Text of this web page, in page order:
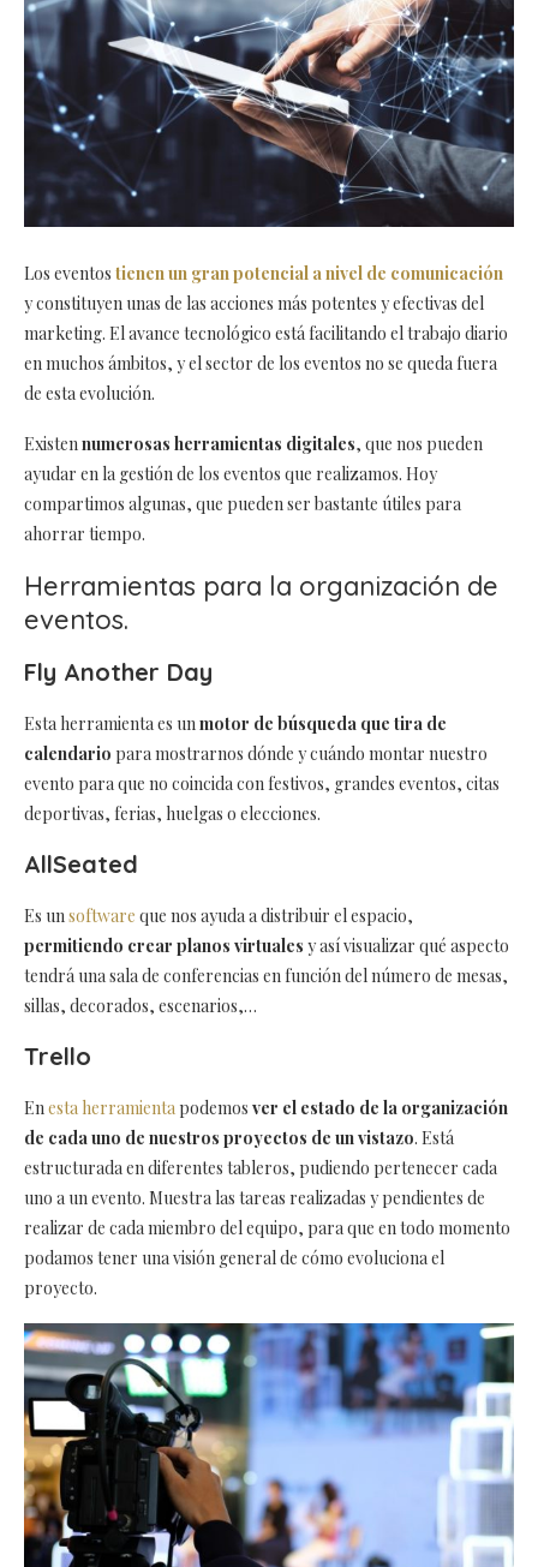
Los eventos tienen un gran potencial a nivel de comunicación
y constituyen unas de las acciones más potentes y efectivas del
marketing. El avance tecnológico está facilitando el trabajo diario
en muchos ámbitos, y el sector de los eventos no se queda fuera
de esta evolución.
Existennumerosas herramientas digitales, que nos pueden
ayudar en la gestión de los eventos que realizamos. Hoy
compartimos algunas, que pueden ser bastante útiles para
ahorrar tiempo.
Herramientas para la organización de
eventos.
Fly Another Day
Esta herramienta es unmotor de búsqueda que tira de
calendario para mostrarnos dónde y cuándo montar nuestro
evento para que no coincida con festivos, grandes eventos, citas
deportivas, ferias, huelgas o elecciones.
AllSeated
Es unsoftware que nos ayuda a distribuir el espacio,
permitiendo crear planos virtuales y así visualizar qué aspecto
tendrá una sala de conferencias en función del número de mesas,
sillas, decorados, escenarios,…
Trello
Enesta herramienta podemos ver el estado de la organización
de cada uno de nuestros proyectos de un vistazo. Está
estructurada en diferentes tableros, pudiendo pertenecer cada
uno a un evento. Muestra las tareas realizadas y pendientes de
realizar de cada miembro del equipo, para que en todo momento
podamos tener una visión general de cómo evoluciona el
proyecto.